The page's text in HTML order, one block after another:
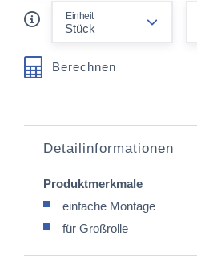
Einheit
Berechnen
Detailinformationen
Produktmerkmale
einfache Montage
für Großrolle